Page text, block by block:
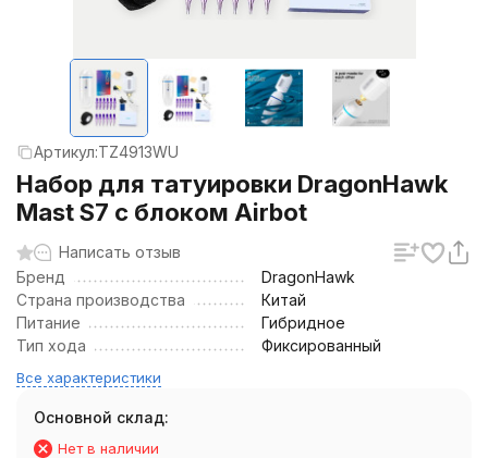
Артикул:TZ4913WU
Набор для татуировки DragonHawk
Mast S7 с блоком Airbot
Написать отзыв
Бренд
DragonHawk
Страна производства
Китай
Питание
Гибридное
Тип хода
Фиксированный
Все характеристики
Основной склад:
Нет в наличии